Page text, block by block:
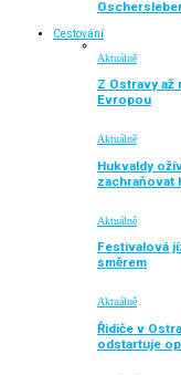
Cestování
Aktuálně
Z Ostravy
Evropou
Aktuálně
Hukvaldy
zachraňovat
Aktuálně
Festivalová
směrem
Aktuálně
Řidiče v
odstartuje